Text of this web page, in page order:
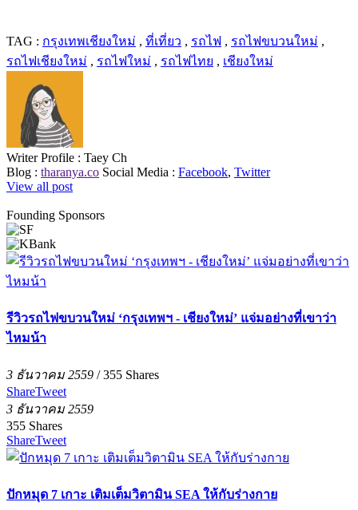
TAG : กรุงเทพเชียงใหม่ , ที่เที่ยว , รถไฟ , รถไฟขบวนใหม่ ,
รถไฟเชียงใหม่ , รถไฟใหม่ , รถไฟไทย , เชียงใหม่
Writer Profile : Taey Ch
Blog : tharanya.co Social Media : Facebook, Twitter
View all post
Founding Sponsors
รีวิวรถไฟขบวนใหม่ ‘กรุงเทพฯ - เชียงใหม่’ แจ่มอย่างที่เขาว่า
ไหมน้า
3 ธันวาคม 2559 /355 Shares
ShareTweet
3 ธันวาคม 2559
355 Shares
ShareTweet
ปักหมุด 7 เกาะ เติมเต็มวิตามิน SEA ให้กับร่างกาย